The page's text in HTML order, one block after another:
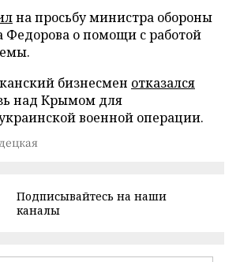
на просьбу министра обороны
о помощи с работой
бизнесмен отказался
над Крымом для
военной операции.
Подписывайтесь на наши
каналы